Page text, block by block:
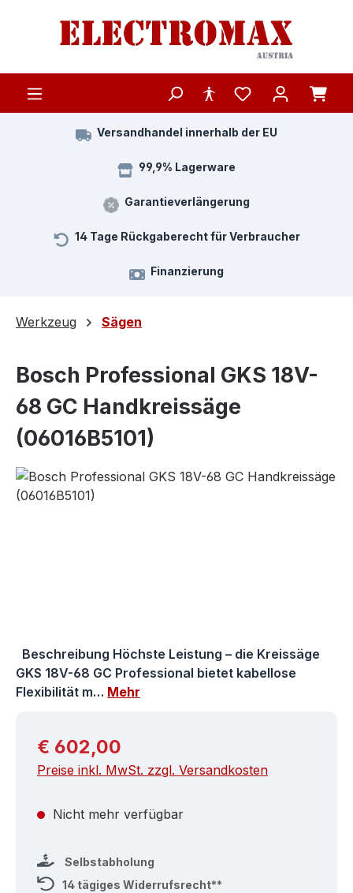
Zum Hauptinhalt springen
Versandhandel innerhalb der EU
99,9% Lagerware
Garantieverlängerung
14 Tage Rückgaberecht für Verbraucher
Finanzierung
Werkzeug Sägen
Bosch Professional GKS 18V-
68 GC Handkreissäge
(06016B5101)
Bildergalerie überspringen
Beschreibung Höchste Leistung – die Kreissäge
GKS 18V-68 GC Professional bietet kabellose
Flexibilität m… Mehr
Regulärer Preis:
€ 602,00
Preise inkl. MwSt. zzgl. Versandkosten
Nicht mehr verfügbar
Selbstabholung
14 tägiges Widerrufsrecht**